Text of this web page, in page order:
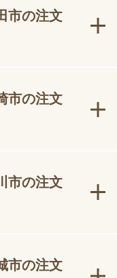
市の注文
市の注文
市の注文
市の注文